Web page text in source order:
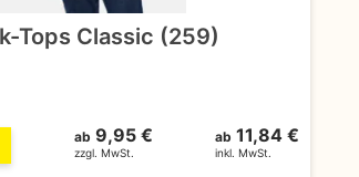
Tops Classic (259)
ab 9,95 €
zzgl. MwSt.
ab 11,84 €
inkl. MwSt.